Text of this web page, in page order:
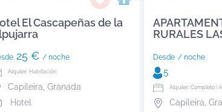
El Cascapeñas de la
25 € / noche
Alquiler: Habitación
Capileira, Granada
Hotel
RURALES
Desde / noche
5
Alquiler: Completo |
Capileira,